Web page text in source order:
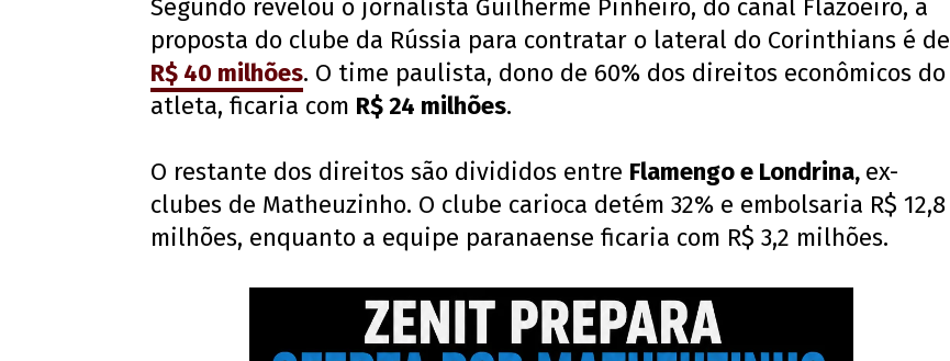
Segundo revelou o jornalista Guilherme Pinheiro, do canal Flazoeiro, a
proposta do clube da Rússia para contratar o lateral do Corinthians é de
R$ 40 milhões. O time paulista, dono de 60% dos direitos econômicos do
atleta, ficaria com R$ 24 milhões.
O restante dos direitos são divididos entre Flamengo e Londrina, ex-
clubes de Matheuzinho. O clube carioca detém 32% e embolsaria R$ 12,8
milhões, enquanto a equipe paranaense ficaria com R$ 3,2 milhões.